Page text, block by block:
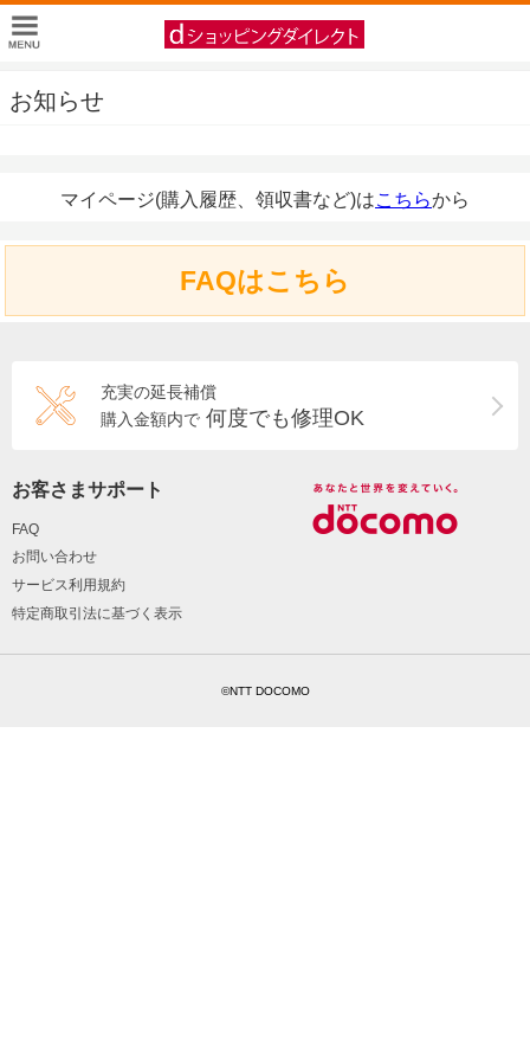
お知らせ
マイページ(購入履歴、領収書など)はこちらから
FAQはこちら
充実の延長補償
購入金額内で 何度でも修理OK
お客さまサポート
FAQ
お問い合わせ
サービス利用規約
特定商取引法に基づく表示
©NTT DOCOMO